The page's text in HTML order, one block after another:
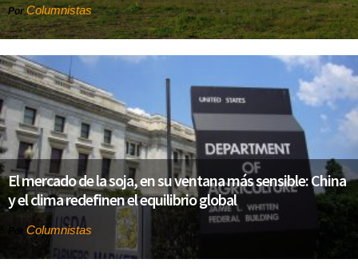
PorColumnistas
El mercado de la soja, en su ventana más sensible: China
y el clima redefinen el equilibrio global
Columnistas